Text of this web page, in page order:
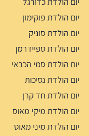
יום הולדת פוקימון
יום הולדת סוניק
יום הולדת ספיידרמן
יום הולדת סמי הכבאי
יום הולדת נסיכות
יום הולדת חד קרן
יום הולדת מיקי מאוס
יום הולדת מיני מאוס